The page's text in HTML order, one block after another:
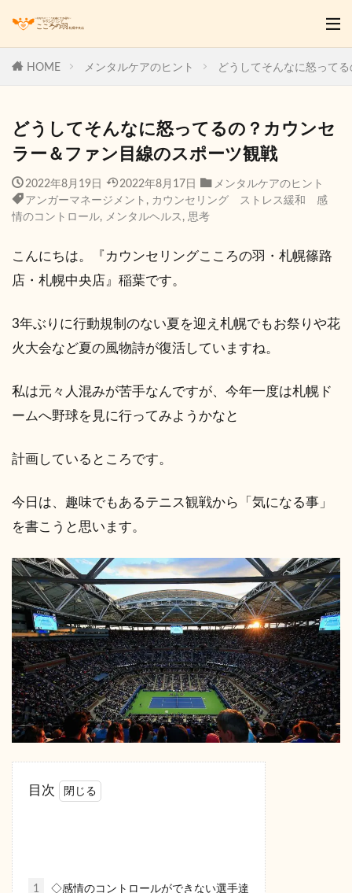
HOME メンタルケアのヒント どうしてそんなに怒って
どうしてそんなに怒ってるの？カウンセ
ラー＆ファン目線のスポーツ観戦
2022年8月19日 2022年8月17日
メンタルケアのヒント
アンガーマネージメント , カウンセリング ストレス緩和 感
情のコントロール, メンタルヘルス , 思考
こんにちは。『カウンセリングこころの羽・札幌篠路
店・札幌中央店』稲葉です。
3年ぶりに行動規制のない夏を迎え札幌でもお祭りや花
火大会など夏の風物詩が復活していますね。
私は元々人混みが苦手なんですが、今年一度は札幌ド
ームへ野球を見に行ってみようかなと
計画しているところです。
今日は、趣味でもあるテニス観戦から「気になる事」
を書こうと思います。
目次
1 ◇感情のコントロールができない選手達